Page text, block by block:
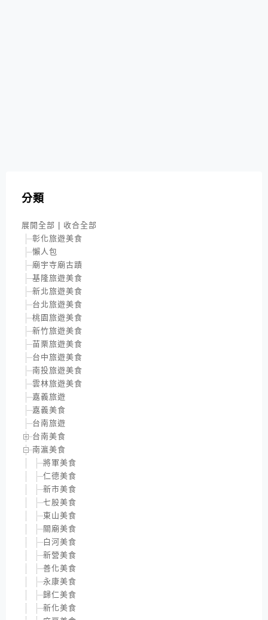
分類
展開全部
收合全部
彰化旅遊美食
懶人包
廟宇寺廟古蹟
基隆旅遊美食
新北旅遊美食
台北旅遊美食
桃園旅遊美食
新竹旅遊美食
苗栗旅遊美食
台中旅遊美食
南投旅遊美食
雲林旅遊美食
嘉義旅遊
嘉義美食
台南旅遊
台南美食
南瀛美食
將軍美食
仁德美食
新市美食
七股美食
東山美食
關廟美食
白河美食
新營美食
善化美食
永康美食
歸仁美食
新化美食